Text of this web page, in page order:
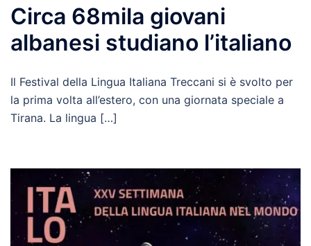
Circa 68mila giovani
albanesi studiano l’italiano
Il Festival della Lingua Italiana Treccani si è svolto per
la prima volta all’estero, con una giornata speciale a
Tirana. La lingua […]